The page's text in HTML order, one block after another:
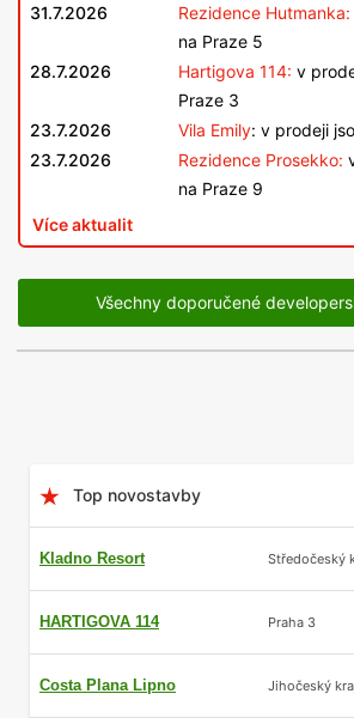
31.7.2026 Rezidence Hutmanka:
na Praze 5
28.7.2026
Hartigova 114: v
Praze 3
23.7.2026
Vila Emily: v prodeji
23.7.2026
Rezidence Prosekko:
na Praze 9
Více aktualit
Všechny doporučené
Top novostavby
Kladno Resort Středočeský
HARTIGOVA 114 Praha 3
Costa Plana Lipno Jihočeský